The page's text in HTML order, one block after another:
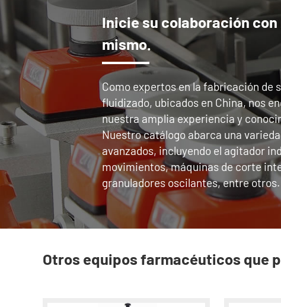
Inicie su colaboración
mismo.
Como expertos en la fabricación de
fluidizado, ubicados en China, nos
nuestra amplia experiencia y
Nuestro catálogo abarca una
avanzados, incluyendo el agitador
movimientos, máquinas de corte
granuladores oscilantes, entre otros.
Otros equipos farmacéuticos que